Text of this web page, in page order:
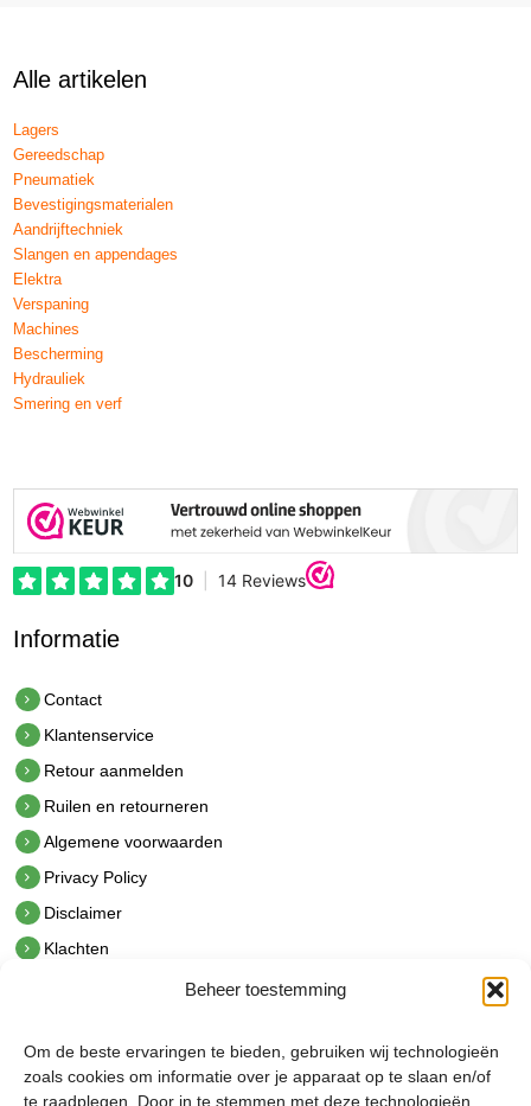
Beheer toestemming
Om de beste ervaringen te bieden, gebruiken wij technologieën
zoals cookies om informatie over je apparaat op te slaan en/of
te raadplegen. Door in te stemmen met deze technologieën
Alle artikelen
Lagers
Gereedschap
Pneumatiek
Bevestigingsmaterialen
Aandrijftechniek
Slangen en appendages
Elektra
Verspaning
Machines
Bescherming
Hydrauliek
Smering en verf
Informatie
Contact
Klantenservice
Retour aanmelden
Ruilen en retourneren
Algemene voorwaarden
Privacy Policy
Disclaimer
Klachten
hetindustriehuis B.V.
De Hoek 1 1601 MR Enkhuizen
t.0228 53 00 40